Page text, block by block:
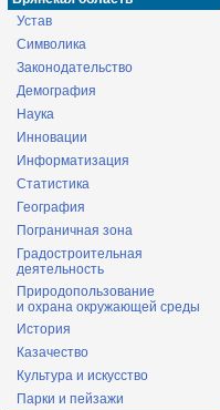
Устав
Символика
Законодательство
Демография
Наука
Инновации
Информатизация
Статистика
География
Пограничная зона
Градостроительная
деятельность
Природопользование
и охрана окружающей среды
История
Казачество
Культура и искусство
Парки и пейзажи